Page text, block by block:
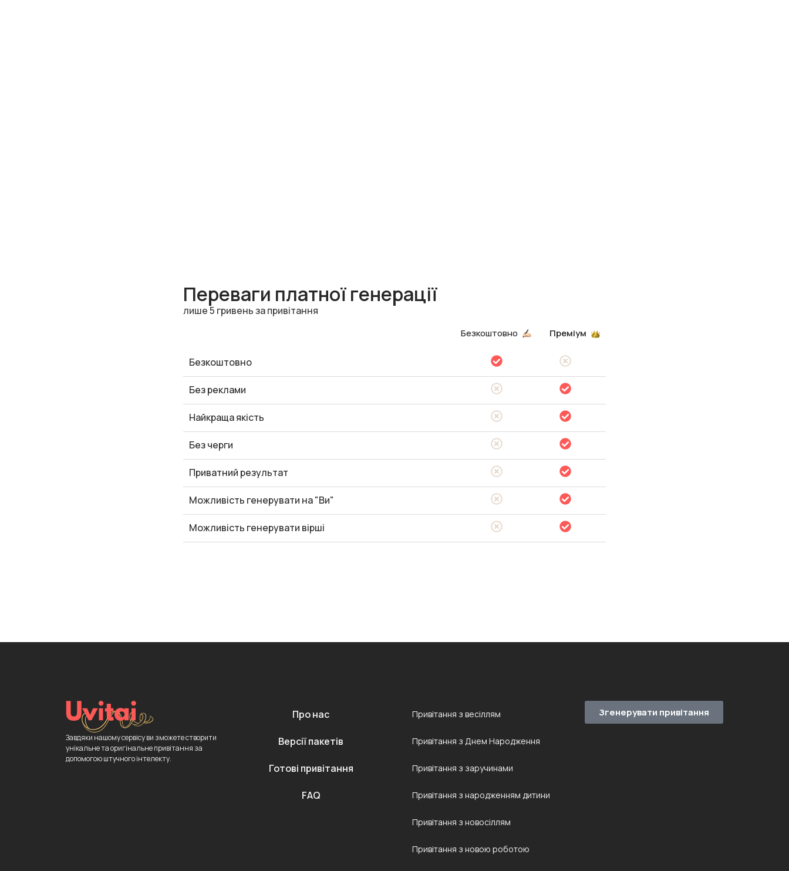
Переваги платної генерації
лише 5 гривень за привітання
Безкоштовно Преміум
Безкоштовно
Без реклами
Найкраща якість
Без черги
Приватний результат
Можливість генерувати на "Ви"
Можливість генерувати вірші
Завдяки нашому сервісу ви зможете створити
унікальне та оригінальне привітання за
допомогою штучного інтелекту.
Про нас
Версії пакетів
Готові привітання
FAQ
Привітання з весіллям
Привітання з Днем Народження
Привітання з заручинами
Привітання з народженням дитини
Привітання з новосіллям
Привітання з новою роботою
Згенерувати привітання